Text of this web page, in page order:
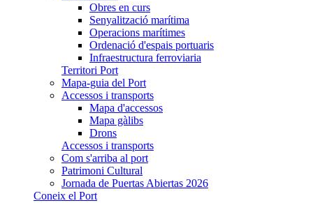
Obres en curs
Senyalització marítima
Operacions marítimes
Ordenació d'espais portuaris
Infraestructura ferroviaria
Territori Port
Mapa-guia del Port
Accessos i transports
Mapa d'accessos
Mapa gàlibs
Drons
Accessos i transports
Com s'arriba al port
Patrimoni Cultural
Jornada de Puertas Abiertas 2026
Coneix el Port